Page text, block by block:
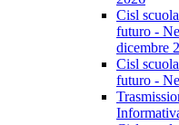
Cisl
futuro -
dicembre
Cisl
futuro -